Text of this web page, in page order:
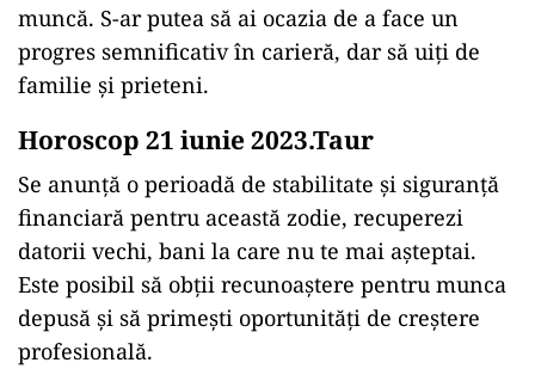
muncă. S-ar putea să ai ocazia de a face un
progres semnificativ în carieră, dar să uiți de
familie și prieteni.
Horoscop 21 iunie 2023.Taur
Se anunță o perioadă de stabilitate și siguranță
financiară pentru această zodie, recuperezi
datorii vechi, bani la care nu te mai așteptai.
Este posibil să obții recunoaștere pentru munca
depusă și să primești oportunități de creștere
profesională.